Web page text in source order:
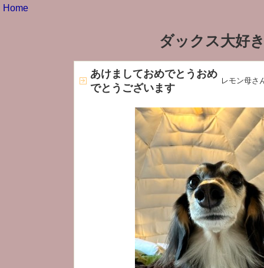
Home
ダックス大好
あけましておめでとうおめ
でとうございます
レモン母さ